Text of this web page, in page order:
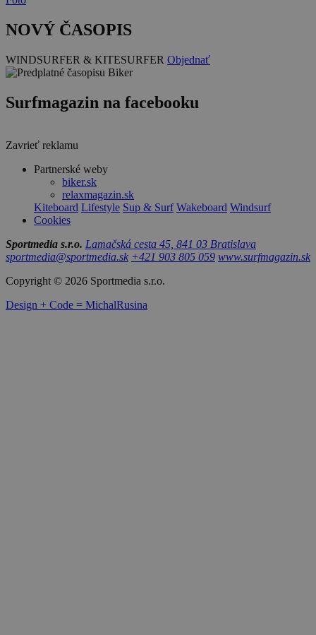
NOVÝ ČASOPIS
WINDSURFER & KITESURFER Objednať
Surfmagazin na facebooku
Zavrieť reklamu
Partnerské weby
biker.sk
relaxmagazin.sk
Kiteboard Lifestyle Sup & Surf Wakeboard Windsurf
Cookies
Sportmedia s.r.o. Lamačská cesta 45, 841 03 Bratislava
sportmedia@sportmedia.sk +421 903 805 059 www.surfmagazin.sk
Copyright © 2026 Sportmedia s.r.o.
Design + Code = MichalRusina